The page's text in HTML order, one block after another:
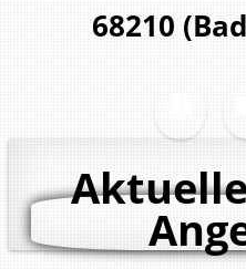
68210